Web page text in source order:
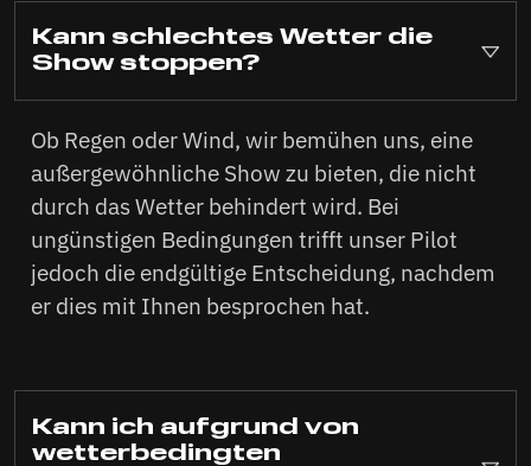
Kann schlechtes Wetter die
Show stoppen?
Ob Regen oder Wind, wir bemühen uns, eine
außergewöhnliche Show zu bieten, die nicht
durch das Wetter behindert wird. Bei
ungünstigen Bedingungen trifft unser Pilot
jedoch die endgültige Entscheidung, nachdem
er dies mit Ihnen besprochen hat.
Kann ich aufgrund von
wetterbedingten